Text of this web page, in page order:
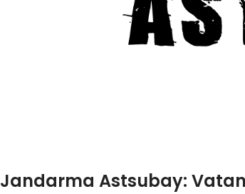
Jandarma Astsubay: